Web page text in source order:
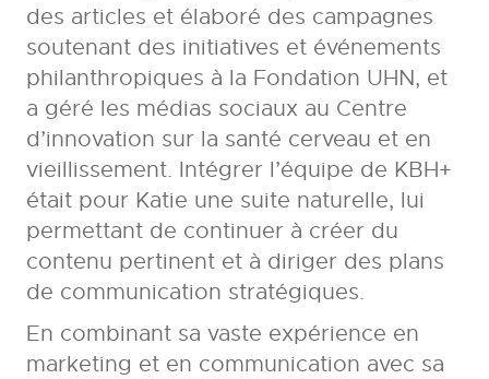
des articles et élaboré des campagnes
soutenant des initiatives et événements
philanthropiques à la Fondation UHN, et
a géré les médias sociaux au Centre
d’innovation sur la santé cerveau et en
vieillissement. Intégrer l’équipe de KBH+
était pour Katie une suite naturelle, lui
permettant de continuer à créer du
contenu pertinent et à diriger des plans
de communication stratégiques.
En combinant sa vaste expérience en
marketing et en communication avec sa